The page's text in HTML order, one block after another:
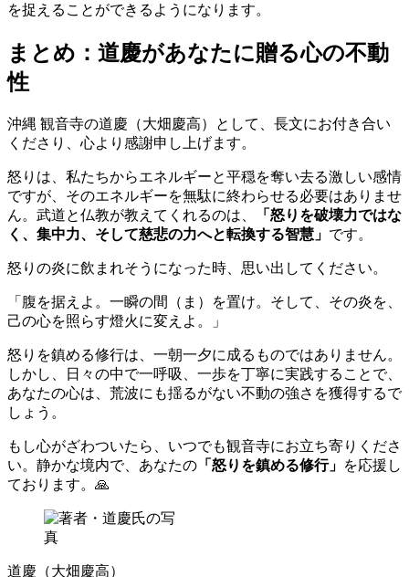
を捉えることができるようになります。
まとめ：道慶があなたに贈る心の不動
性
沖縄 観音寺の道慶（大畑慶高）として、長文にお付き合い
くださり、心より感謝申し上げます。
怒りは、私たちからエネルギーと平穏を奪い去る激しい感情
ですが、そのエネルギーを無駄に終わらせる必要はありませ
ん。武道と仏教が教えてくれるのは、
「怒りを破壊力ではな
く、集中力、そして慈悲の力へと転換する智慧」 です。
怒りの炎に飲まれそうになった時、思い出してください。
「腹を据えよ。一瞬の間（ま）を置け。そして、その炎を、
己の心を照らす燈火に変えよ。」
怒りを鎮める修行は、一朝一夕に成るものではありません。
しかし、日々の中で一呼吸、一歩を丁寧に実践することで、
あなたの心は、荒波にも揺るがない不動の強さを獲得するで
しょう。
もし心がざわついたら、いつでも観音寺にお立ち寄りくださ
い。静かな境内で、あなたの 「怒りを鎮める修行」 を応援し
ております。🙏
道慶（大畑慶高）